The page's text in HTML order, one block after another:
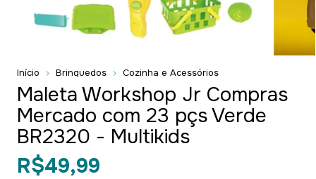
Início Brinquedos Cozinha e Acessórios
Maleta Workshop Jr Compras
Mercado com 23 pçs Verde
BR2320 - Multikids
R$49,99